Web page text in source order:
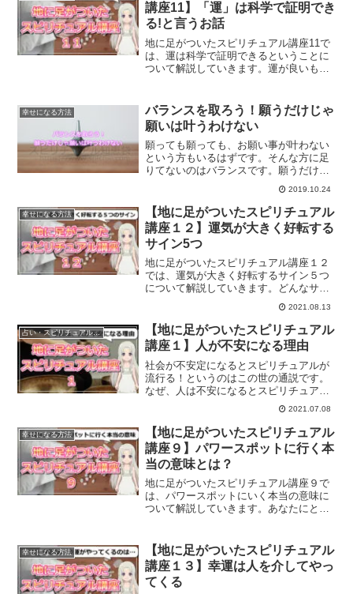
講座11】「運」は科学で証明でき
る!と言うお話
地に足がついたスピリチュアル講座11で
は、運は科学で証明できるということに
ついて解説していきます。運が良いも悪
幸せになる方法
バランスを取ろう！願うだけじゃ
願いは叶うわけない
願っても願っても、お願い事が叶わない
という方もいるはずです。そんな方に足
りてないのはバランスです。願うだけで
は願いは叶いません。具体的にどうした
ら願いが叶うのか？解説します。
2019.10.24
幸せになる方法
【地に足がついたスピリチュアル
講座１２】運気が大きく好転する
サイン5つ
地に足がついたスピリチュアル講座１２
では、運気が大きく好転するサイン５つ
について解説していきます。どんなサイ
ンが現れたら運気好転のとき？ 2021.08.13
占い・スピリチュアルビジネス
【地に足がついたスピリチュアル
講座１】人が不安になる理由
社会が不安定になるとスピリチュアルが
流行る！というのはこの世の通説です。
なぜ、人は不安になるとスピリチュアル
に走ることになるのでしょうか？スピリ
チュアルは、フワフワした怪しいものと
いう捉え方をされる方もいらっしゃるか
もしれませんが、数回にわたり「地に足
がついたスピリチュアル講座」をお届け
していきます。
2021.07.08
幸せになる方法
【地に足がついたスピリチュアル
講座９】パワースポットに行く本
当の意味とは？
地に足がついたスピリチュアル講座９で
は、パワースポットにいく本当の意味に
ついて解説していきます。あなたにとっ
幸せになる方法
【地に足がついたスピリチュアル
講座１３】幸運は人を介してやっ
てくる